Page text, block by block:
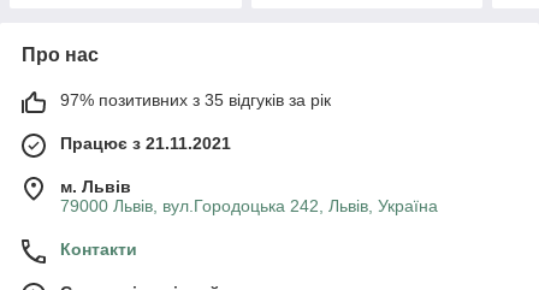
Про нас
97% позитивних з 35 відгуків за рік
Працює з 21.11.2021
м. Львів
79000 Львів, вул.Городоцька 242, Львів, Україна
Контакти